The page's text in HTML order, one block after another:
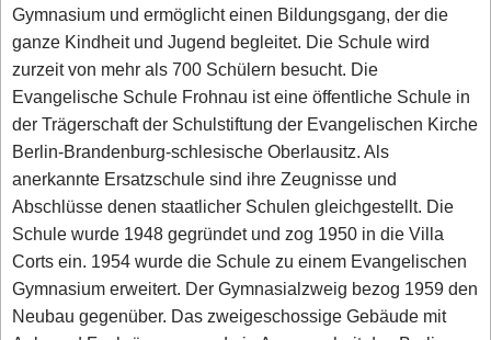
Gymnasium und ermöglicht einen Bildungsgang, der die
ganze Kindheit und Jugend begleitet. Die Schule wird
zurzeit von mehr als 700 Schülern besucht. Die
Evangelische Schule Frohnau ist eine öffentliche Schule in
der Trägerschaft der Schulstiftung der Evangelischen Kirche
Berlin-Brandenburg-schlesische Oberlausitz. Als
anerkannte Ersatzschule sind ihre Zeugnisse und
Abschlüsse denen staatlicher Schulen gleichgestellt. Die
Schule wurde 1948 gegründet und zog 1950 in die Villa
Corts ein. 1954 wurde die Schule zu einem Evangelischen
Gymnasium erweitert. Der Gymnasialzweig bezog 1959 den
Neubau gegenüber. Das zweigeschossige Gebäude mit